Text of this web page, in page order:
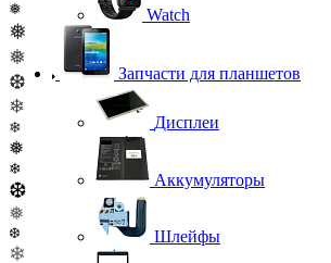
❅
❅
❅
❆
❄
❄
❅
❄
❆
❅
❆
❄
Watch
Запчасти для планшетов
Дисплеи
Аккумуляторы
Шлейфы